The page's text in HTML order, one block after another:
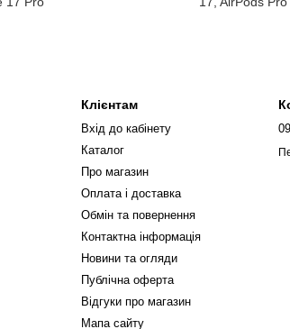
Клієнтам
Вхід до кабінету
Каталог
Про магазин
Оплата і доставка
Обмін та повернення
Контактна інформація
Новини та огляди
Публічна оферта
Відгуки про магазин
Мапа сайту